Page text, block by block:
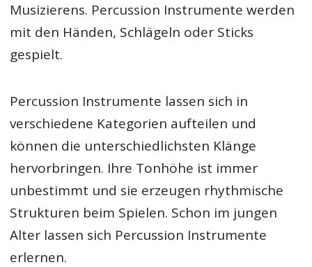
Musizierens. Percussion Instrumente werden
mit den Händen, Schlägeln oder Sticks
gespielt.
Percussion Instrumente lassen sich in
verschiedene Kategorien aufteilen und
können die unterschiedlichsten Klänge
hervorbringen. Ihre Tonhöhe ist immer
unbestimmt und sie erzeugen rhythmische
Strukturen beim Spielen. Schon im jungen
Alter lassen sich Percussion Instrumente
erlernen.